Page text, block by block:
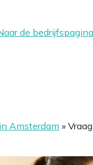
de bedrijfspagina
Amsterdam »